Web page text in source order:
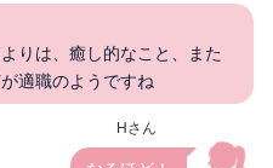
りは、癒し的なこと、また
適職のようですね
Hさん